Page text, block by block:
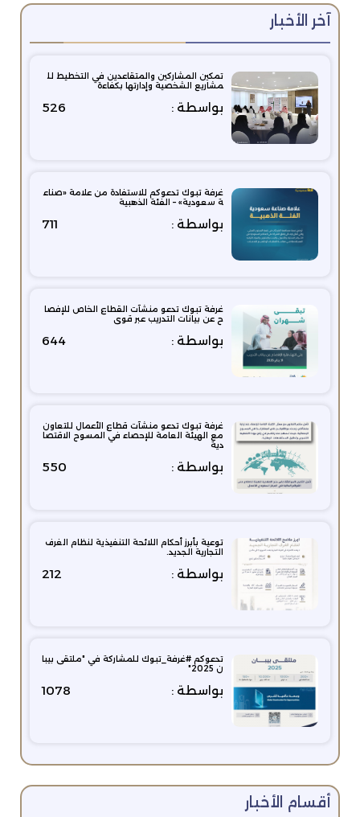
آخر الأخبار
تمكين المشاركين والمتقاعدين في التخطيط لل
مشاريع الشخصية وإدارتها بكفاءة
بواسطة : 526
غرفة تبوك تدعوكم للاستفادة من علامة «صناع
ة سعودية» – الفئة الذهبية
بواسطة : 711
غرفة تبوك تدعو منشآت القطاع الخاص للإفصا
ح عن بيانات التدريب عبر قوى
بواسطة : 644
غرفة تبوك تدعو منشآت قطاع الأعمال للتعاون
مع الهيئة العامة للإحصاء في المسوح الاقتصا
دية
بواسطة : 550
توعية بأبرز أحكام اللائحة التنفيذية لنظام الغرف
التجارية الجديد.
بواسطة : 212
تدعوكم #غرفة_تبوك للمشاركة في "ملتقى بيبا
ن 2025"
بواسطة : 1078
أقسام الأخبار